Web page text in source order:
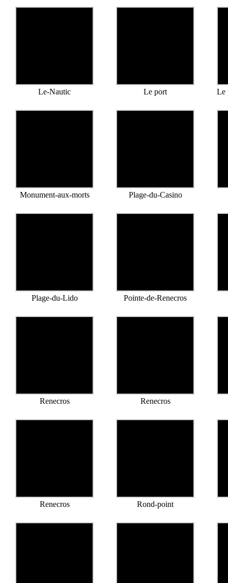
Le-Nautic Le port Le
Monument-aux-morts Plage-du-Casino
Plage-du-Lido Pointe-de-Renecros
Renecros Renecros
Renecros Rond-point